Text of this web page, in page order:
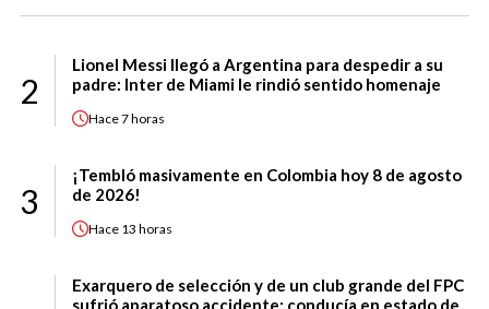
2
Lionel Messi llegó a Argentina para despedir a su
padre: Inter de Miami le rindió sentido homenaje
Hace7 horas
3
¡Tembló masivamente en Colombia hoy 8 de agosto
de 2026!
Hace 13 horas
Exarquero de selección y de un club grande del FPC
sufrió aparatoso accidente: conducía en estado de